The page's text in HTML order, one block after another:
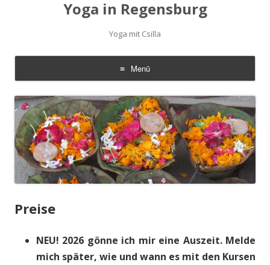
Yoga in Regensburg
Yoga mit Csilla
Menü
Zum
Inhalt
springen
Preise
NEU! 2026 gönne ich mir eine Auszeit. Melde
mich später, wie und wann es mit den Kursen